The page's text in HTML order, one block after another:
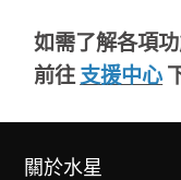
如需了解各項
前往支援中心
關於水星